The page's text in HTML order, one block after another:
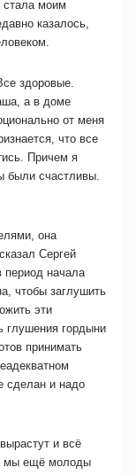
стала моим
казалось,
здоровые.
а в доме
от меня
что все
Причем я
были счастливы.
она
Сергей
период начала
чтобы заглушить
эти
глушения гордыни
принимать
сделан и надо
и всё
мы ещё молоды